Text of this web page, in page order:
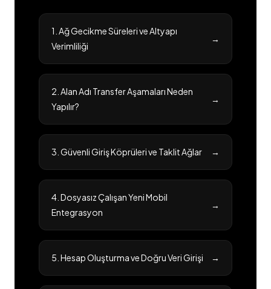
1. Ağ Gecikme Süreleri ve Altyapı
Verimliliği
→
2. Alan Adı Transfer Aşamaları Neden
Yapılır?
→
3. Güvenli Giriş Köprüleri ve Taklit Ağlar →
4. Dosyasız Çalışan Yeni Mobil
Entegrasyon
→
5. Hesap Oluşturma ve Doğru Veri Girişi →